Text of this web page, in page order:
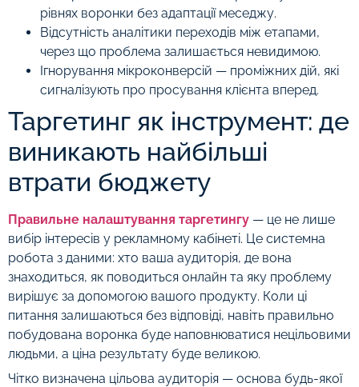
рівнях воронки без адаптації меседжу.
Відсутність аналітики переходів між етапами,
через що проблема залишається невидимою.
Ігнорування мікроконверсій — проміжних дій, які
сигналізують про просування клієнта вперед.
Таргетинг як інструмент: де
виникають найбільші
втрати бюджету
Правильне налаштування таргетингу — це не лише
вибір інтересів у рекламному кабінеті. Це системна
робота з даними: хто ваша аудиторія, де вона
знаходиться, як поводиться онлайн та яку проблему
вирішує за допомогою вашого продукту. Коли ці
питання залишаються без відповіді, навіть правильно
побудована воронка буде наповнюватися нецільовими
людьми, а ціна результату буде великою.
Чітко визначена цільова аудиторія — основа будь-якої